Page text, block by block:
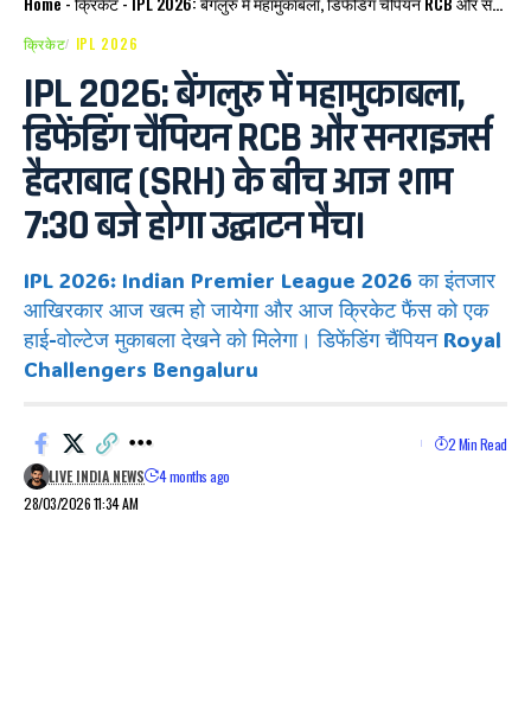
क्रिकेट IPL 2026
IPL 2026: बेंगलुरु में महामुकाबला,
डिफेंडिंग चैंपियन RCB और सनराइजर्स
हैदराबाद (SRH) के बीच आज शाम
7:30 बजे होगा उद्घाटन मैच।
IPL 2026: Indian Premier League 2026 का इंतजार
आखिरकार आज खत्म हो जायेगा और आज क्रिकेट फैंस को एक
हाई-वोल्टेज मुकाबला देखने को मिलेगा। डिफेंडिंग चैंपियन Royal
Challengers Bengaluru
28/03/2026 11:34 AM
LIVE INDIA NEWS 4 months ago
2 Min Read